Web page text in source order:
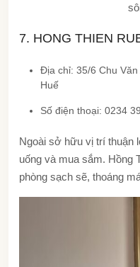
7. HONG THIEN
Địa chỉ: 35/6 Chu
Huế
Số điện thoại: 0234
Ngoài sở hữu vị trí thuận
uống và mua sắm. Hồng
phòng sạch sẽ, thoáng